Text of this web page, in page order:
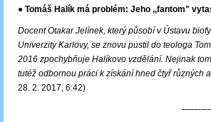
● Tomáš Halík má problém: Jeho ,,fantom"
Docent Otakar Jelínek, který působí v Ústavu
Univerzity Karlovy, se znovu pustil do teologa
2016 zpochybňuje Halíkovo vzdělání. Nejinak
tutéž odbornou práci k získání hned čtyř různých
28. 2. 2017, 6:42)